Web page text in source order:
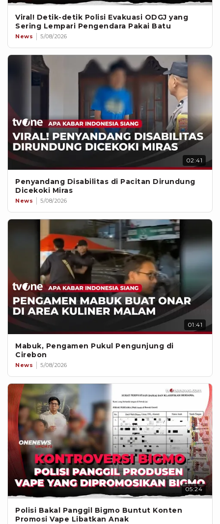
Viral! Detik-detik Polisi Evakuasi ODGJ yang
Sering Lempari Pengendara Pakai Batu
News 5/08/2026
02:41
Penyandang Disabilitas di Pacitan Dirundung
Dicekoki Miras
News 5/08/2026
01:41
Mabuk, Pengamen Pukul Pengunjung di
Cirebon
News 5/08/2026
05:24
Polisi Bakal Panggil Bigmo Buntut Konten
Promosi Vape Libatkan Anak